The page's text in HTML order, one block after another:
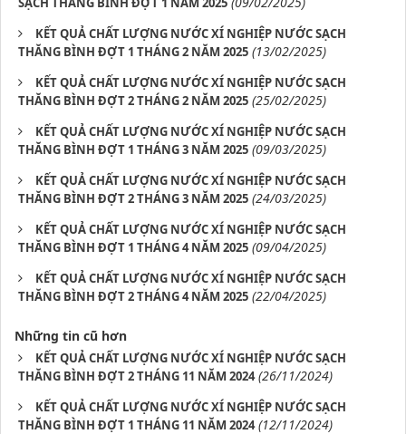
KẾT QUẢ CHẤT LƯỢNG NƯỚC XÍ NGHIỆP NƯỚC SẠCH
THĂNG BÌNH ĐỢT 1 THÁNG 2 NĂM 2025 (13/02/2025)
KẾT QUẢ CHẤT LƯỢNG NƯỚC XÍ NGHIỆP NƯỚC SẠCH
THĂNG BÌNH ĐỢT 2 THÁNG 2 NĂM 2025 (25/02/2025)
KẾT QUẢ CHẤT LƯỢNG NƯỚC XÍ NGHIỆP NƯỚC SẠCH
THĂNG BÌNH ĐỢT 1 THÁNG 3 NĂM 2025 (09/03/2025)
KẾT QUẢ CHẤT LƯỢNG NƯỚC XÍ NGHIỆP NƯỚC SẠCH
THĂNG BÌNH ĐỢT 2 THÁNG 3 NĂM 2025 (24/03/2025)
KẾT QUẢ CHẤT LƯỢNG NƯỚC XÍ NGHIỆP NƯỚC SẠCH
THĂNG BÌNH ĐỢT 1 THÁNG 4 NĂM 2025 (09/04/2025)
KẾT QUẢ CHẤT LƯỢNG NƯỚC XÍ NGHIỆP NƯỚC SẠCH
THĂNG BÌNH ĐỢT 2 THÁNG 4 NĂM 2025 (22/04/2025)
Những tin cũ hơn
KẾT QUẢ CHẤT LƯỢNG NƯỚC XÍ NGHIỆP NƯỚC SẠCH
THĂNG BÌNH ĐỢT 2 THÁNG 11 NĂM 2024 (26/11/2024)
KẾT QUẢ CHẤT LƯỢNG NƯỚC XÍ NGHIỆP NƯỚC SẠCH
THĂNG BÌNH ĐỢT 1 THÁNG 11 NĂM 2024 (12/11/2024)